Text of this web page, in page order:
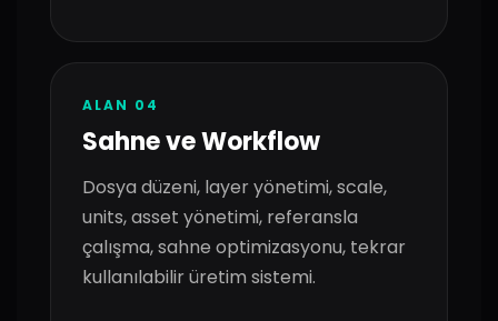
ALAN 04
Sahne ve Workflow
Dosya düzeni, layer yönetimi, scale,
units, asset yönetimi, referansla
çalışma, sahne optimizasyonu, tekrar
kullanılabilir üretim sistemi.